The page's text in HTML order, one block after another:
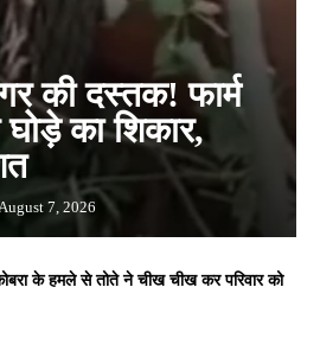
की दस्तक! फार्म
का शिकार,
August 7, 2026
के हमले से तोते ने चीख चीख कर परिवार को